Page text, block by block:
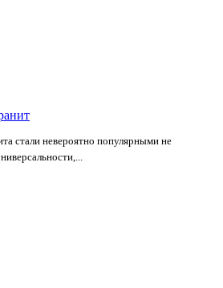
стали невероятно популярными не